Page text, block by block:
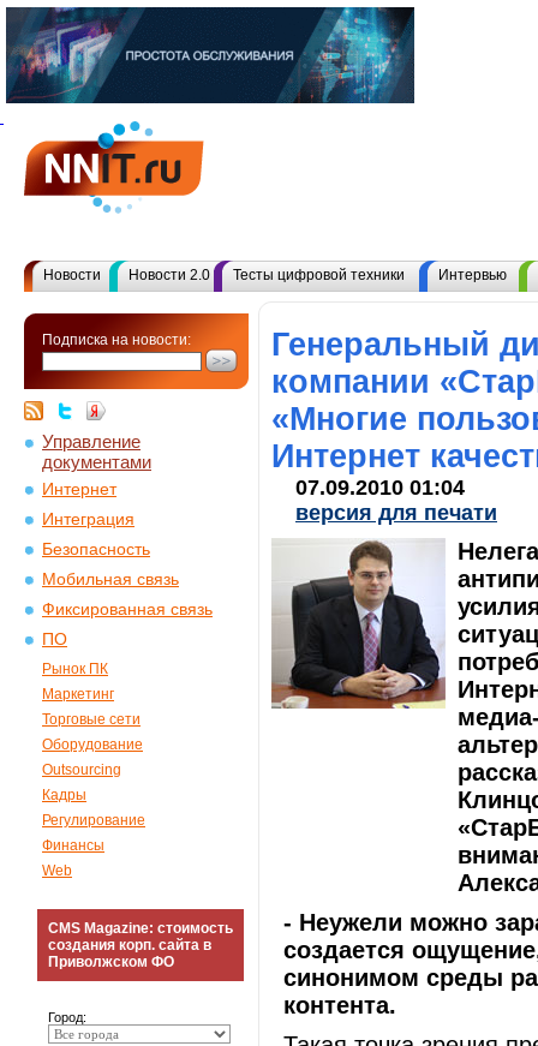
Новости Новости 2.0 Тесты цифровой техники Интервью
Подписка на новости:
Управление
документами
Интернет
Интеграция
Безопасность
Мобильная связь
Фиксированная связь
ПО
Рынок ПК
Маркетинг
Торговые сети
Оборудование
Outsourcing
Кадры
Регулирование
Финансы
Web
CMS Magazine: стоимость
создания корп. сайта в
Приволжском ФО
Город:
Генеральный
компании
«Многие
Интернет
07.09.2010 01:04
версия для печати
- Неужели можно
создается
синонимом среды
контента.